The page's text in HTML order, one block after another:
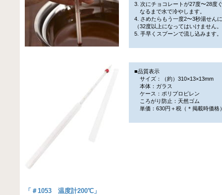
3. 次にチョコレートが27度〜28度
なるまで水で冷やします。
4. さめたらもう一度2〜3秒湯せん
（32度以上になってはいけません
5. 手早くスプーンで流し込みます。
■品質表示
サイズ：（約）310×13×13mm
本体：ガラス
ケース：ポリプロピレン
ころがり防止：天然ゴム
単価：630円＋税（＊掲載時価格
「 ＃1053 温度計200℃ 」